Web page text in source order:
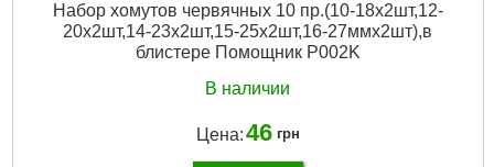
Набор хомутов червячных 10 пр.(10-18х2шт,12-
20х2шт,14-23х2шт,15-25х2шт,16-27ммх2шт),в
блистере Помощник P002K
В наличии
Цена:46 грн